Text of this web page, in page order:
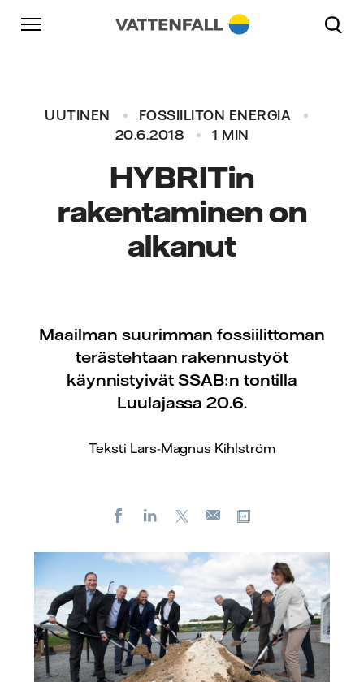
Skip to content
Päänavigaatioon
Siirry alatunnisteeseen
UUTINEN
FOSSIILITON ENERGIA
20.6.2018
1 MIN
HYBRITin
rakentaminen on
alkanut
Maailman suurimman fossiilittoman
terästehtaan rakennustyöt
käynnistyivät SSAB:n tontilla
Luulajassa 20.6.
Teksti Lars-Magnus Kihlström
FacebookLinkedIn
Sähköposti
Päänavigaatioon